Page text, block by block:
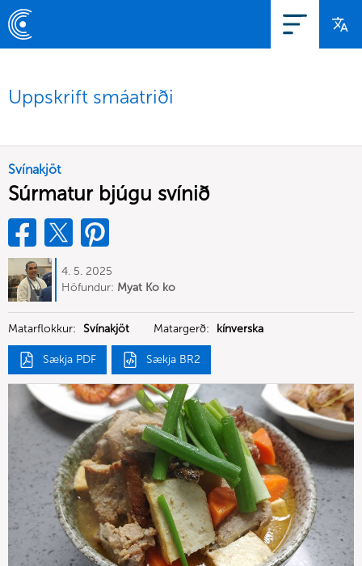
Uppskrift smáatriði
Svínakjöt
Súrmatur bjúgu svínið
4. 5. 2025
Höfundur: Myat Ko ko
Matarflokkur: Svínakjöt Matargerð: kínverska
Sækja PDF Sækja BR2